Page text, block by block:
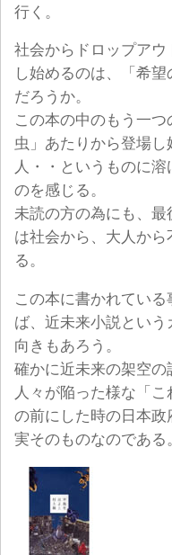
行く。
社会からドロップア
し始めるのは、「希
だろうか。
この本の中のもう一
虫」あたりから登場
人・・というものに
のを感じる。
未読の方の為にも、
は社会から、大人か
る。
この本に書かれてい
ば、近未来小説という
向きもあろう。
確かに近未来の架空
人々が陥った様な「
の前にした時の日本
実そのものなのである